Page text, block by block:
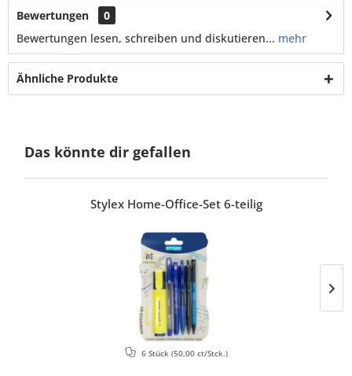
Bewertungen
0
Bewertungen lesen, schreiben und diskutieren... mehr
Ähnliche Produkte
Das könnte dir gefallen
Stylex Home-Office-Set 6-teilig
6 Stück (50,00 ct/Stck.)